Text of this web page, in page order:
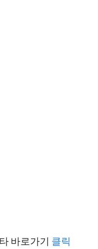
바로가기 클릭